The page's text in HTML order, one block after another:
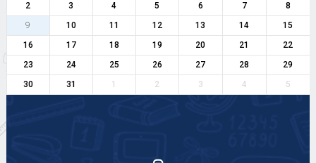
2
3 4 5 6 7
8
9
10 11 12 13 14
15
16
17 18 19 20 21
22
23
24 25 26 27 28
29
30
31 1 2 3 4 5